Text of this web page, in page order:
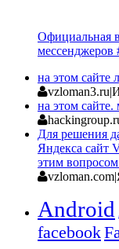
Официальная
мессенджеров
на этом сайте
vzloman3.ru|
на этом
Для решения
Яндекса сайт
этим
vzloman.com|
Android
facebook